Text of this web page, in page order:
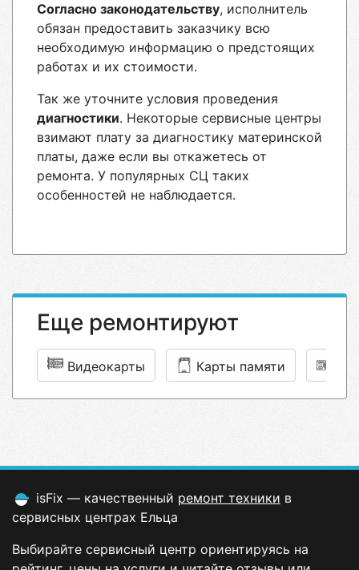
Согласно законодательству, исполнитель
обязан предоставить заказчику всю
необходимую информацию о предстоящих
работах и их стоимости.
Так же уточните условия проведения
диагностики. Некоторые сервисные центры
взимают плату за диагностику материнской
платы, даже если вы откажетесь от
ремонта. У популярных СЦ таких
особенностей не наблюдается.
Еще ремонтируют
Видеокарты Карты памяти
isFix — качественный ремонт техники в
сервисных центрах Ельца
Выбирайте сервисный центр ориентируясь на